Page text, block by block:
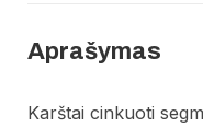
Aprašymas
Karštai cinkuoti